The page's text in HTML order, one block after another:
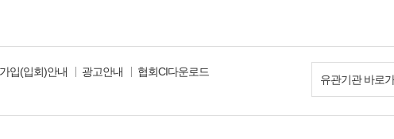
유관기관 바로
입(입회)안내 광고안내
협회CI다운로드